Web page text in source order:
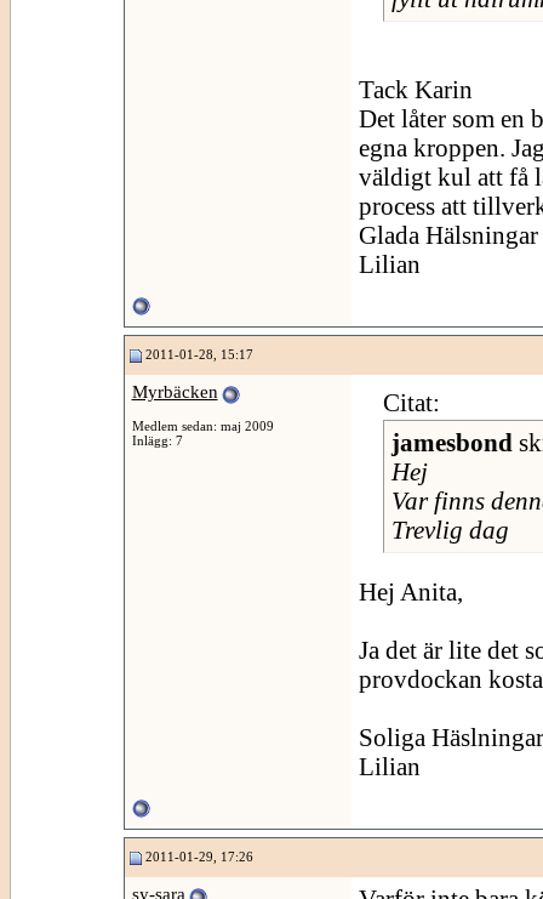
Tack Karin
Det låter som en
egna kroppen.
väldigt kul att få
process att
Glada Hälsningar
Lilian
2011-01-28, 15:17
Myrbäcken
Medlem sedan: maj 2009
Inlägg: 7
Citat:
jamesbond
Hej
Var finns
Trevlig dag
Hej Anita,
Ja det är lite det
provdockan
Soliga Häslningar
Lilian
2011-01-29, 17:26
sy-sara